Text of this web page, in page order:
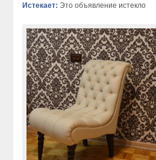
Истекает: Это объявление истекло